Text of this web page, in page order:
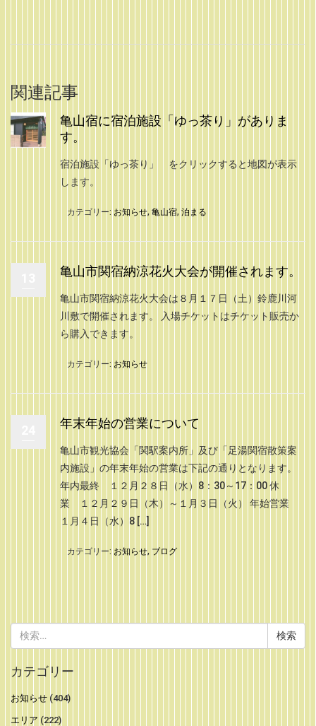
関連記事
亀山宿に宿泊施設「ゆっ茶り」がありま
す。
宿泊施設「ゆっ茶り」 をクリックすると地図が表示
します。
カテゴリー: お知らせ, 亀山宿, 泊まる
亀山市関宿納涼花火大会が開催されます。
亀山市関宿納涼花火大会は８月１７日（土）鈴鹿川河
川敷で開催されます。 入場チケットはチケット販売か
ら購入できます。
カテゴリー: お知らせ
年末年始の営業について
亀山市観光協会「関駅案内所」及び「足湯関宿散策案
内施設」の年末年始の営業は下記の通りとなります。
年内最終 １２月２８日（水）8：30～17：00 休
業 １２月２９日（木）～１月３日（火） 年始営業
１月４日（水）8 […]
カテゴリー: お知らせ, ブログ
索:
カテゴリー
お知らせ (404)
エリア (222)